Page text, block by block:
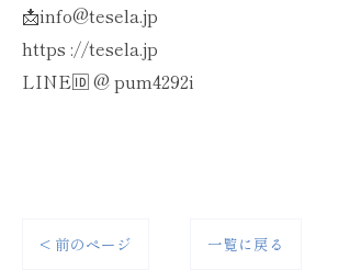
📩info@tesela.jp
https ://tesela.jp
LINE🆔 @ pum4292i
< 前のページ 一覧に戻る